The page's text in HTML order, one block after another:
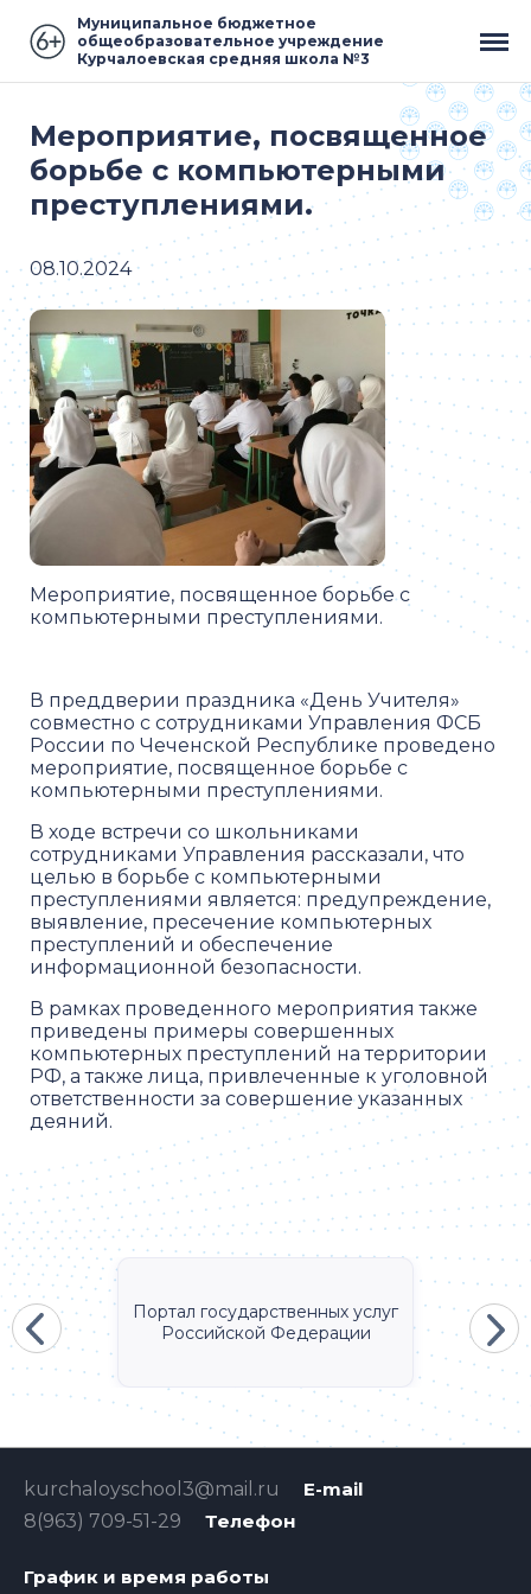
Муниципальное бюджетное
общеобразовательное учреждение
Курчалоевская средняя школа №3
Мероприятие, посвященное
борьбе с компьютерными
преступлениями.
08.10.2024
Мероприятие, посвященное борьбе с
компьютерными преступлениями.
В преддверии праздника «День Учителя»
совместно с сотрудниками Управления ФСБ
России по Чеченской Республике проведено
мероприятие, посвященное борьбе с
компьютерными преступлениями.
В ходе встречи со школьниками
сотрудниками Управления рассказали, что
целью в борьбе с компьютерными
преступлениями является: предупреждение,
выявление, пресечение компьютерных
преступлений и обеспечение
информационной безопасности.
В рамках проведенного мероприятия также
приведены примеры совершенных
компьютерных преступлений на территории
РФ, а также лица, привлеченные к уголовной
ответственности за совершение указанных
деяний.
Портал государственных услуг
Российской Федерации
E-mail
kurchaloyschool3@mail.ru
Телефон
8(963) 709-51-29
График и время работы